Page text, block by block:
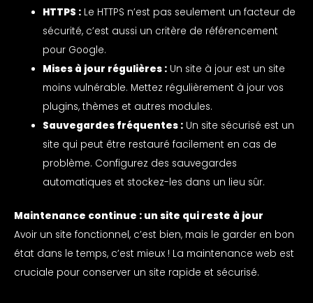
HTTPS : Le HTTPS n’est pas seulement un facteur de
sécurité, c’est aussi un critère de référencement
pour Google.
Mises à jour régulières : Un site à jour est un site
moins vulnérable. Mettez régulièrement à jour vos
plugins, thèmes et autres modules.
Sauvegardes fréquentes : Un site sécurisé est un
site qui peut être restauré facilement en cas de
problème. Configurez des sauvegardes
automatiques et stockez-les dans un lieu sûr.
Maintenance continue : un site qui reste à jour
Avoir un site fonctionnel, c’est bien, mais le garder en bon
état dans le temps, c’est mieux ! La maintenance web est
cruciale pour conserver un site rapide et sécurisé.